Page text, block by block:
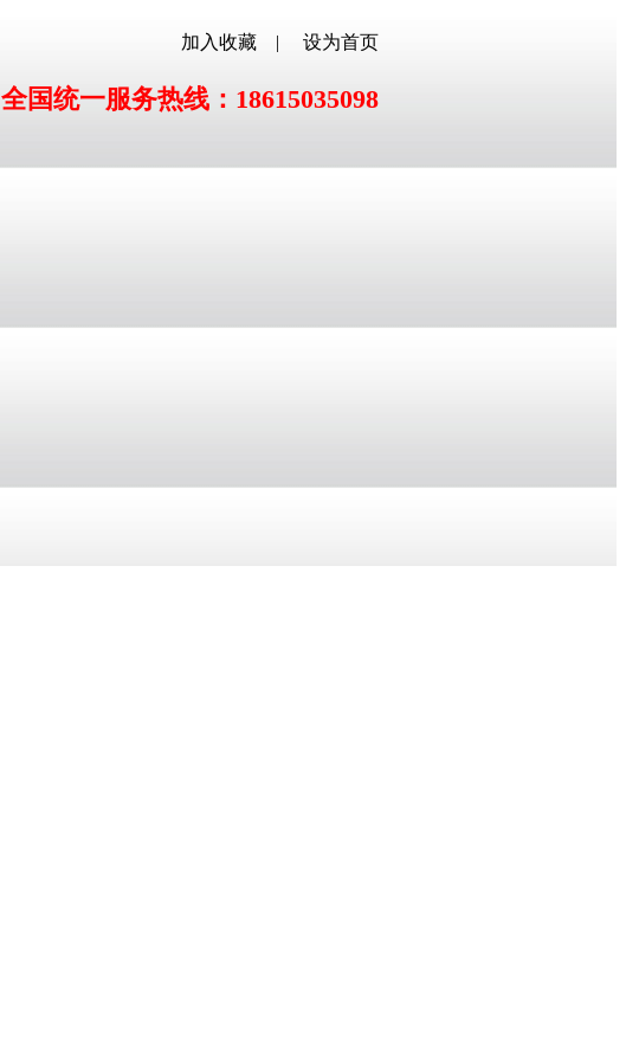
加入收藏 | 设为首页
全国统一服务热线：18615035098